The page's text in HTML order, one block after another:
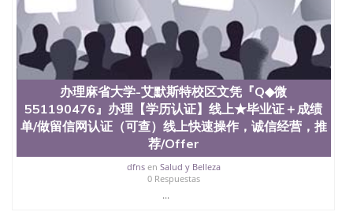
位认证、留学生学历认证、留学生学位认证、英国文
凭学历、美国文凭学历、澳洲文凭学历、加拿大文凭
学历、新西兰学历认证等q:551190476 微信：
551190476 圣何塞州立大学毕业证（San Jose State
University）圣何塞州立大学毕业证（San Jose State
University）圣何塞州立大学毕业证（San Jose State
University）圣何塞州立大学成绩单（San Jose State
University）圣何塞州立大学成绩单（ San Jose State
University）圣何塞州立大学成绩单（San Jose State
University）成绩单圣何塞州立大学文凭（San Jose
State University）圣何塞州立大学（San Jose State
University）圣何塞州立大学（San Jose State
University）圣何塞州立大学（ San Jose State
University）圣何塞州立大学（San Jose State
办理麻省大学-艾默斯特校区文凭『Q◆微
551190476』办理【学历认证】线上★毕业证＋成绩
单/做留信网认证（可查）线上快速操作，诚信经营，推
荐/Offer
dfnsen Salud y Belleza
0 Respuestas
...